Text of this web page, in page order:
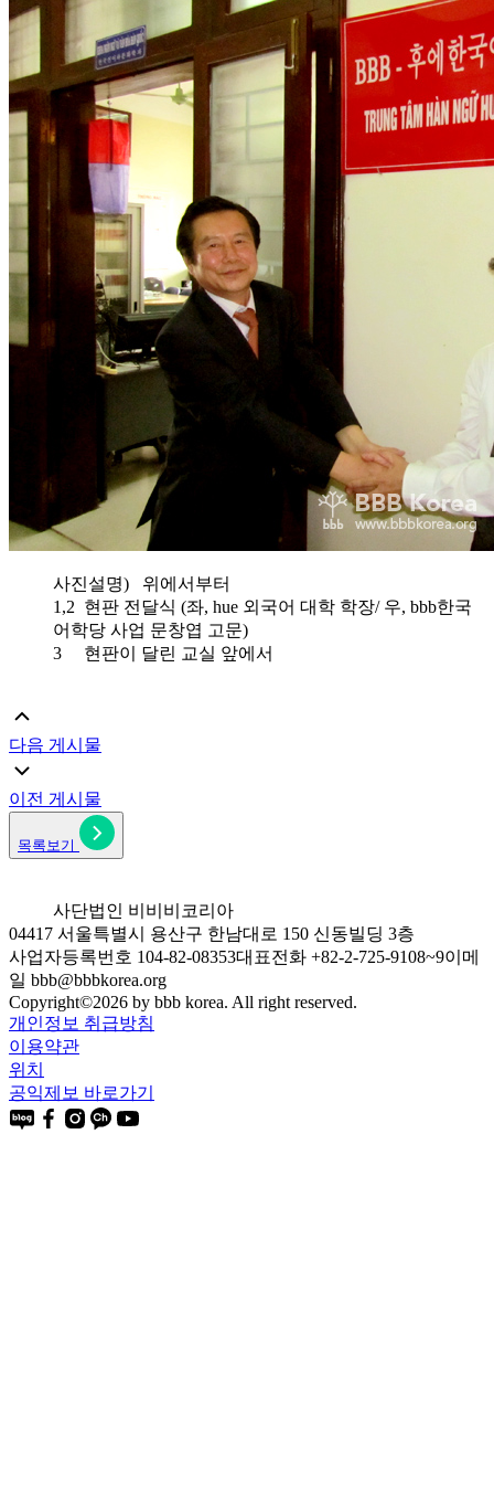
사진설명) 위에서부터
1,2 현판 전달식 (좌, hue 외국어 대학 학장/ 우, bbb한국
어학당 사업 문창엽 고문)
3 현판이 달린 교실 앞에서
다음 게시물
이전 게시물
목록보기
사단법인 비비비코리아
04417 서울특별시 용산구 한남대로 150 신동빌딩 3층
사업자등록번호 104-82-08353대표전화 +82-2-725-9108~9이메
일 bbb@bbbkorea.org
Copyright©2026 by bbb korea. All right reserved.
개인정보 취급방침
이용약관
위치
공익제보 바로가기